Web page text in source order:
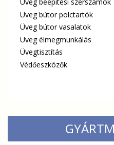
Üveg beépitési szerszámok
Üveg bútor polctartók
Üveg bútor vasalatok
Üveg élmegmunkálás
Üvegtisztítás
Védőeszközők